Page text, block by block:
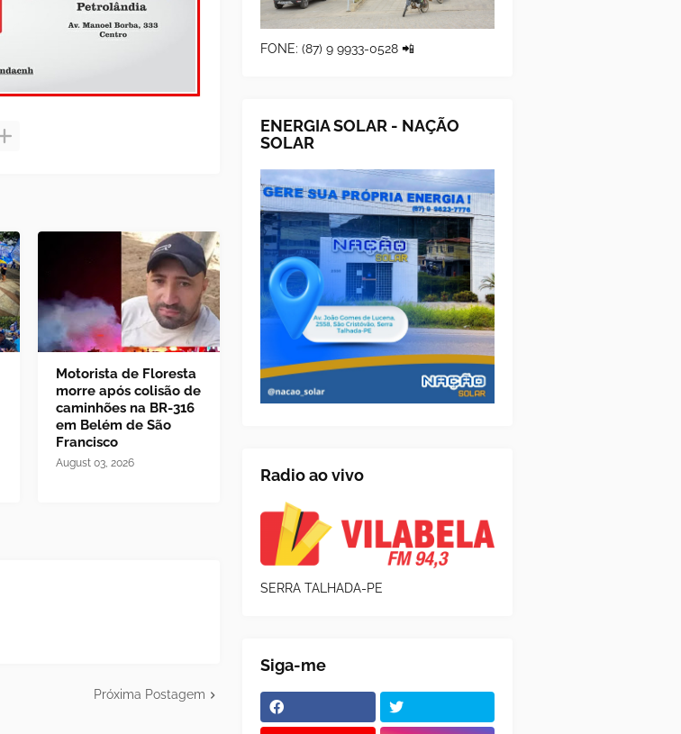
Motorista de Floresta
morre após colisão de
caminhões na BR-316
em Belém de São
Francisco
August 03, 2026
Próxima Postagem
FONE: (87) 9 9933-0528 📲
ENERGIA SOLAR - NAÇÃO
SOLAR
Radio ao vivo
SERRA TALHADA-PE
Siga-me